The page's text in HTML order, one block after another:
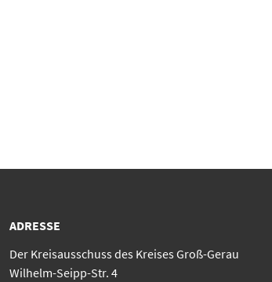
ADRESSE
Der Kreisausschuss des Kreises Groß-Gerau
Wilhelm-Seipp-Str. 4